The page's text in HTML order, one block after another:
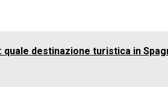
destinazione turistica in